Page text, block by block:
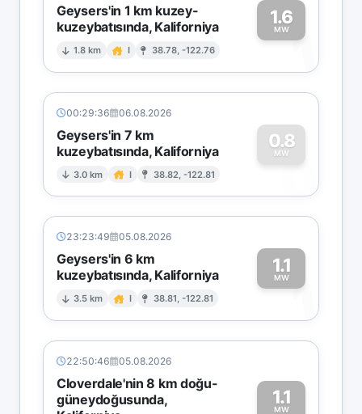
Geysers'in 1 km kuzey-
kuzeybatısında, Kaliforniya
1.8 km I 38.78, -122.76
1.6
MW1
00:29:36 06.08.2026
Geysers'in 7 km
kuzeybatısında, Kaliforniya
3.0 km I 38.82, -122.81
0.8
MW
0
23:23:49 05.08.2026
Geysers'in 6 km
kuzeybatısında, Kaliforniya
3.5 km I 38.81, -122.81
1.1
MW1
22:50:46 05.08.2026
Cloverdale'nin 8 km doğu-
güneydoğusunda,
1.1
MW